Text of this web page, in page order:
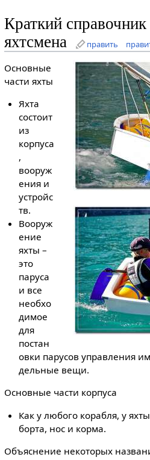
Краткий
яхтсмена
править
Основные
части яхты
Яхта
состоит
из
корпуса
,
вооруж
ения и
устройс
тв.
Вооруж
ение
яхты –
это
паруса
и все
необхо
димое
для
постан
овки парусов управления
дельные вещи.
Основные части корпуса
Как у любого корабля, у
борта, нос и корма.
Объяснение некоторых